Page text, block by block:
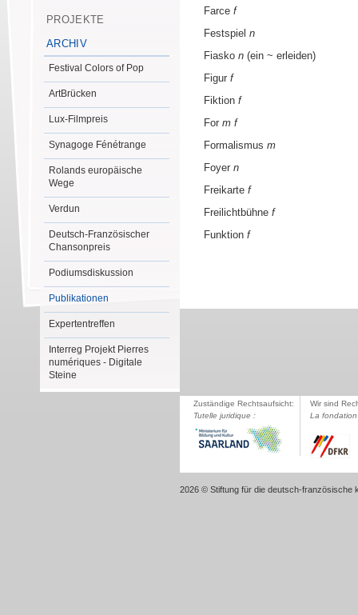
PROJEKTE
ARCHIV
Festival Colors of Pop
ArtBrücken
Lux-Filmpreis
Synagoge Fénétrange
Rolands europäische
Wege
Verdun
Deutsch-Französischer
Chansonpreis
Podiumsdiskussion
Publikationen
Expertentreffen
Interreg Projekt Pierres
numériques - Digitale
Steine
Farce f
Festspiel n
Fiasko n (ein ~ erleiden)
Figur f
Fiktion f
For m f
Formalismus m
Foyer n
Freikarte f
Freilichtbühne f
Funktion f
Zuständige Rechtsaufsicht:
Tutelle juridique :
Wir sind
La
2026 © Stiftung für die deutsch-französische